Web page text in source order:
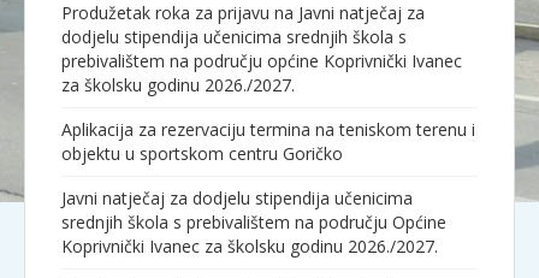
Produžetak roka za prijavu na Javni natječaj za
dodjelu stipendija učenicima srednjih škola s
prebivalištem na području općine Koprivnički Ivanec
za školsku godinu 2026./2027.
Aplikacija za rezervaciju termina na teniskom terenu i
objektu u sportskom centru Goričko
Javni natječaj za dodjelu stipendija učenicima
srednjih škola s prebivalištem na području Općine
Koprivnički Ivanec za školsku godinu 2026./2027.